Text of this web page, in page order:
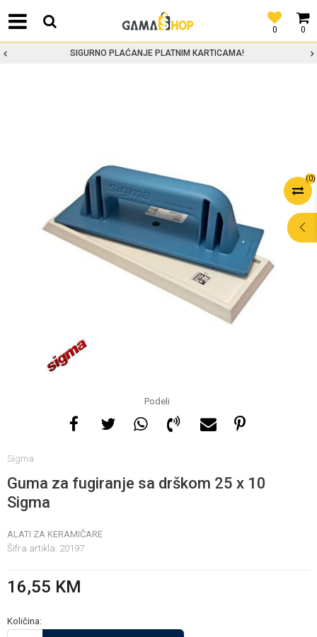
0
0
SIGURNO PLAĆANJE PLATNIM KARTICAMA!
(0)
Podeli
Sigma
Guma za fugiranje sa drškom 25 x 10
Sigma
ALATI ZA KERAMIČARE
Šifra artikla: 20197
16,55 KM
Količina:
POMOĆ PRI
KUPOVINI
nedelje